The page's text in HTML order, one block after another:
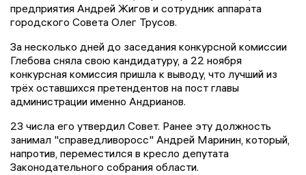
предприятия Андрей Жигов и сотрудник аппарата
городского Совета Олег Трусов.
За несколько дней до заседания конкурсной комиссии
Глебова сняла свою кандидатуру, а 22 ноября
конкурсная комиссия пришла к выводу, что лучший из
трёх оставшихся претендентов на пост главы
администрации именно Андрианов.
23 числа его утвердил Совет. Ранее эту должность
занимал "справедливоросс" Андрей Маринин, который,
напротив, переместился в кресло депутата
Законодательного собрания области.